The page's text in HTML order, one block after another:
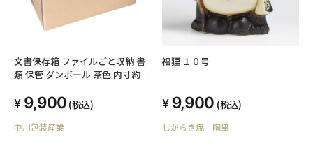
文書保存箱 ファイルごと収納 書
類 保管 ダンボール 茶色 内寸約
存 保管 ファイル 段ボール 収納
梱包 日本製 013-030
9,900 (税込)
中川包装産業
福狸 １０号
9,900 (税込)
しがらき焼 陶里